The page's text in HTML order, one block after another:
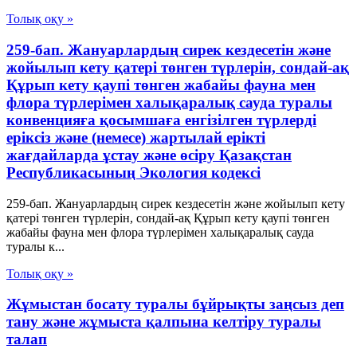
Толық оқу »
259-бап. Жануарлардың сирек кездесетін және
жойылып кету қатері төнген түрлерін, сондай-ақ
Құрып кету қаупі төнген жабайы фауна мен
флора түрлерімен халықаралық сауда туралы
конвенцияға қосымшаға енгізілген түрлерді
еріксіз және (немесе) жартылай ерікті
жағдайларда ұстау және өсіру Қазақстан
Республикасының Экология кодексі
259-бап. Жануарлардың сирек кездесетін және жойылып кету
қатері төнген түрлерін, сондай-ақ Құрып кету қаупі төнген
жабайы фауна мен флора түрлерімен халықаралық сауда
туралы к...
Толық оқу »
Жұмыстан босату туралы бұйрықты заңсыз деп
тану және жұмыста қалпына келтіру туралы
талап